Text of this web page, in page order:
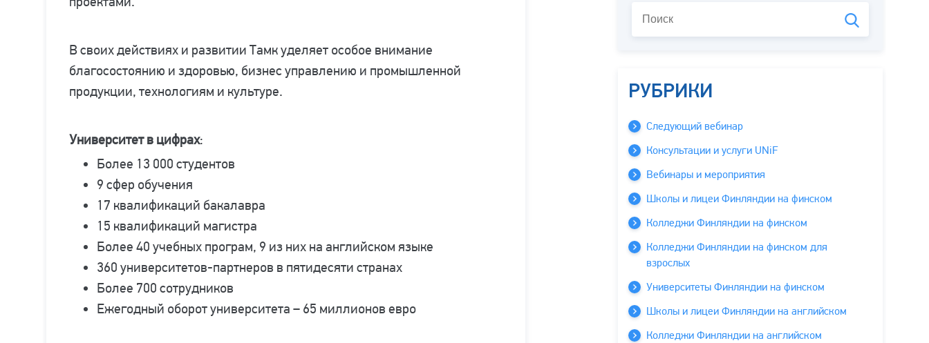
В своих действиях и развитии Тамк уделяет особое внимание
благосостоянию и здоровью, бизнес управлению и промышленной
продукции, технологиям и культуре.
Университет в цифрах:
Более 13 000 студентов
9 сфер обучения
17 квалификаций бакалавра
15 квалификаций магистра
Более 40 учебных програм, 9 из них на английском языке
360 университетов-партнеров в пятидесяти странах
Более 700 сотрудников
Ежегодный оборот университета – 65 миллионов евро
РУБРИКИ
Следующий вебинар
Консультации и услуги UNiF
Вебинары и мероприятия
Школы и лицеи Финляндии на финском
Колледжи Финляндии на финском
Колледжи Финляндии на финском для
взрослых
Университеты Финляндии на финском
Школы и лицеи Финляндии на английском
Колледжи Финляндии на английском